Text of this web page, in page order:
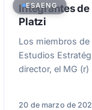
ESAENG
Integrantes de
Platzi
Los miembros de
Estudios
director, el MG
20 de marzo de